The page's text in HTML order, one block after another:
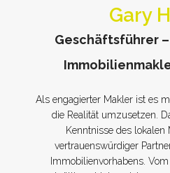
Gary
Geschäftsführer
Als engagierter Makler ist es
die Realität umzusetzen.
Kenntnisse des lokalen
vertrauenswürdiger
Immobilienvorhabens.